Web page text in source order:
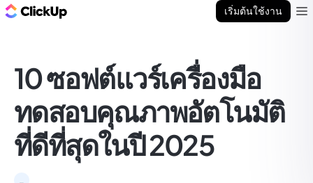
เริ่มต้นใช้งาน
10 ซอฟต์แวร์เครื่องมือ
ทดสอบคุณภาพอัตโนมัติ
ที่ดีที่สุดในปี 2025